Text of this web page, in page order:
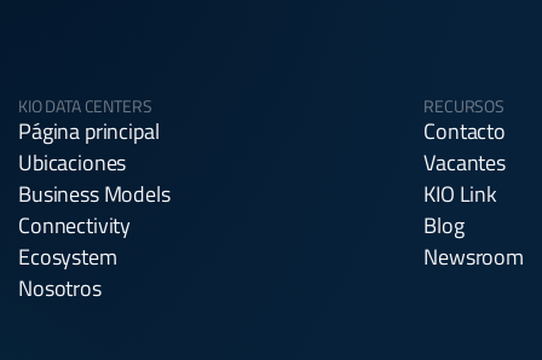
KIO DATA CENTERS
Página principal
Ubicaciones
Business Models
Connectivity
Ecosystem
Nosotros
RECURSOS
Contacto
Vacantes
KIO Link
Blog
Newsroom